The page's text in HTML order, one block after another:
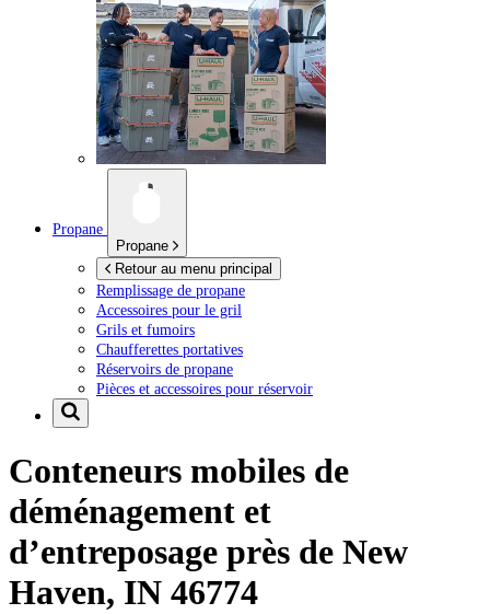
Propane
Propane
Retour au menu principal
Remplissage de propane
Accessoires pour le gril
Grils et fumoirs
Chaufferettes portatives
Réservoirs de propane
Pièces et accessoires pour réservoir
Conteneurs mobiles de
déménagement et
d’entreposage près de New
Haven, IN 46774